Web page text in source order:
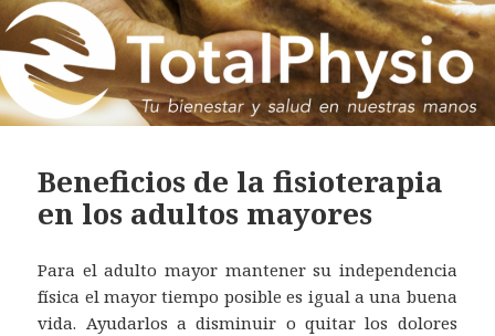
Beneficios de la fisioterapia
en los adultos mayores
Para el adulto mayor mantener su independencia
física el mayor tiempo posible es igual a una buena
vida. Ayudarlos a disminuir o quitar los dolores